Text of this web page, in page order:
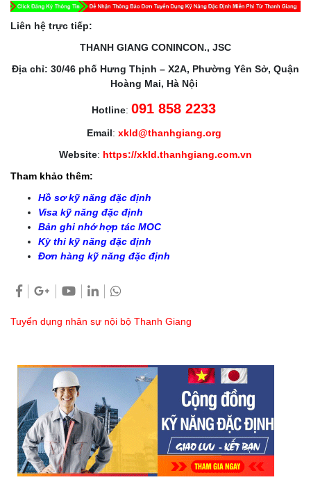
Liên hệ trực tiếp:
THANH GIANG CONINCON., JSC
Địa chỉ: 30/46 phố Hưng Thịnh – X2A, Phường Yên Sở, Quận
Hoàng Mai, Hà Nội
Hotline: 091 858 2233
Email: xkld@thanhgiang.org
Website: https://xkld.thanhgiang.com.vn
Tham khảo thêm:
Hồ sơ kỹ năng đặc định
Visa kỹ năng đặc định
Bản ghi nhớ hợp tác MOC
Kỳ thi kỹ năng đặc định
Đơn hàng kỹ năng đặc định
Tuyển dụng nhân sự nội bộ Thanh Giang